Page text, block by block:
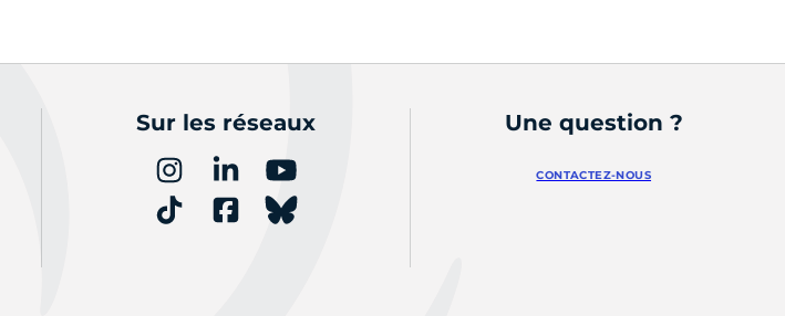
Sur les réseaux Une question ?
CONTACTEZ-NOUS